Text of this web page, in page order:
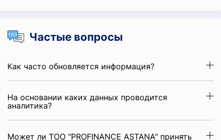
Частые вопросы
Как часто обновляется информация?
На основании каких данных проводится
аналитика?
Может ли ТОО "PROFINANCE ASTANA" принять